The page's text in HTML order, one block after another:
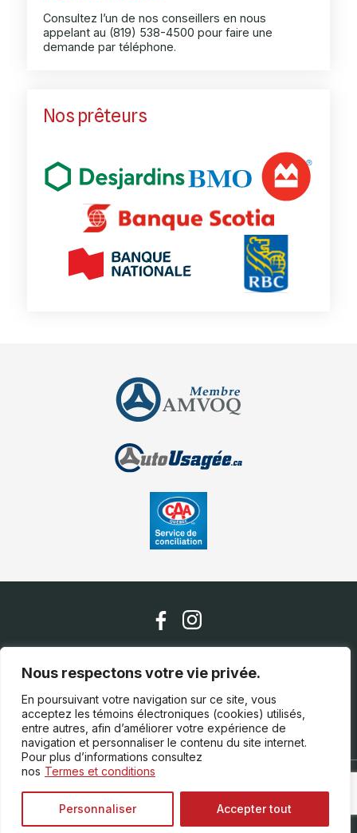
Nous respectons votre vie privée.
En poursuivant votre navigation sur ce site, vous
acceptez les témoins électroniques (cookies) utilisés,
entre autres, afin d’améliorer votre expérience de
navigation et personnaliser le contenu du site internet.
Pour plus d’informations consultez
nos Termes et conditions
Personnaliser Accepter tout
Consultez l’un de nos conseillers en nous
appelant au (819) 538-4500 pour faire une
demande par téléphone.
Nos prêteurs
Nous contacter
(819) 538-4500
Termes et conditions| © Tous droits réservés 2026
Association des marchands de véhicules d'occasion du
Québec AMVOQ ne se tient pas responsable du contenu,
de la publicité et des informations apparaissant sur ce site.